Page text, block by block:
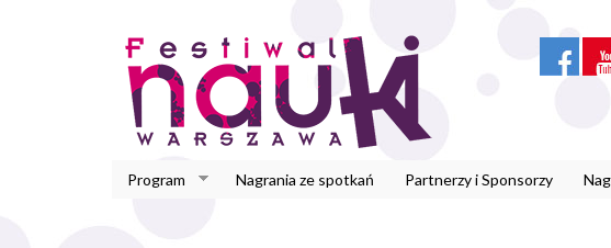
Program Nagrania ze spotkań Partnerzy i Sponsorzy